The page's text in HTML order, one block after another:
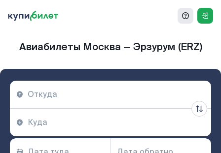
Авиабилеты Москва — Эрзурум (ERZ)